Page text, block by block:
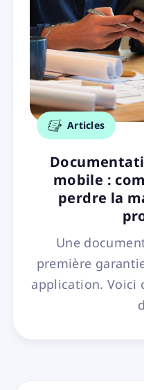
Articles
mobile :
perdre la
Une
première
application. Voici